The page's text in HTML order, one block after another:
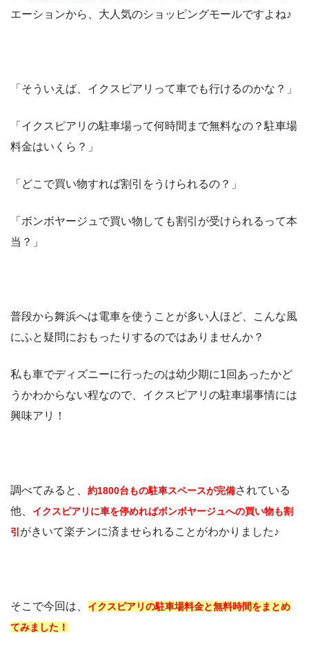
エーションから、大人気のショッピングモールですよね♪
「そういえば、イクスピアリって車でも行けるのかな？」
「イクスピアリの駐車場って何時間まで無料なの？駐車場
料金はいくら？」
「どこで買い物すれば割引をうけられるの？」
「ボンボヤージュで買い物しても割引が受けられるって本
当？」
普段から舞浜へは電車を使うことが多い人ほど、こんな風
にふと疑問におもったりするのではありませんか？
私も車でディズニーに行ったのは幼少期に1回あったかど
うかわからない程なので、イクスピアリの駐車場事情には
興味アリ！
調べてみると、 約1800台もの駐車スペースが完備されている
他、 イクスピアリに車を停めればボンボヤージュへの買い物も割
引 がきいて楽チンに済ませられることがわかりました♪
そこで今回は、 イクスピアリの駐車場料金と無料時間をまとめ
てみました！